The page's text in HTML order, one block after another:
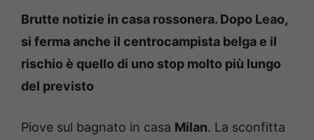
Brutte notizie in casa rossonera. Dopo Leao,
si ferma anche il centrocampista belga e il
rischio è quello di uno stop molto più lungo
del previsto
Piove sul bagnato in casa Milan. La sconfitta